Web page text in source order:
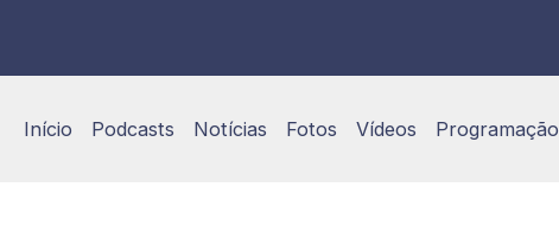
Início Podcasts Notícias Fotos Vídeos Programação